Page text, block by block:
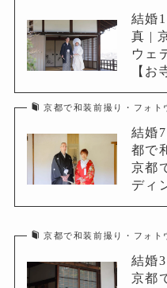
結婚
真 |
ウェ
【
京都で和装前撮り・フォト
結婚
都で
京都
ディ
京都で和装前撮り・フォト
結婚
京都